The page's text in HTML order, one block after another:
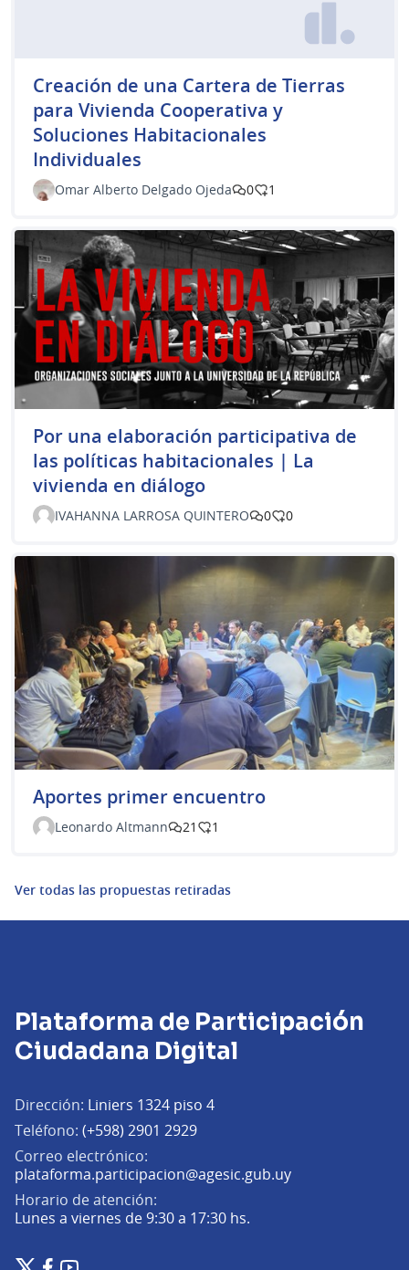
Creación de una Cartera de Tierras
para Vivienda Cooperativa y
Soluciones Habitacionales
Individuales
Omar Alberto Delgado Ojeda 0 1
Por una elaboración participativa de
las políticas habitacionales | La
vivienda en diálogo
IVAHANNA LARROSA QUINTERO 0 0
Aportes primer encuentro
Leonardo Altmann 21 1
Ver todas las propuestas retiradas
Plataforma de Participación
Ciudadana Digital
Dirección: Liniers 1324 piso 4
Teléfono: (+598) 2901 2929
Correo electrónico:
plataforma.participacion@agesic.gub.uy(Abrir en una
Horario de atención:
Lunes a viernes de 9:30 a 17:30 hs.
Plataforma de Participación Ciudadana Digital en X
Plataforma de Participación Ciudadana Digital en Facebook
Plataforma de Participación Ciudadana Digital en